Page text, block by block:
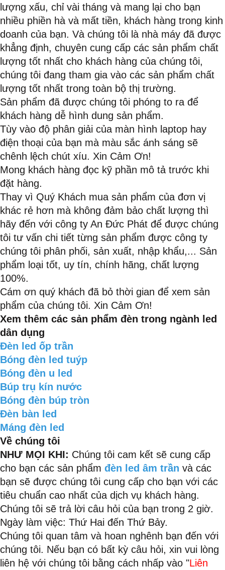
lượng xấu, chỉ vài tháng và mang lại cho bạn
nhiều phiền hà và mất tiền, khách hàng trong kinh
doanh của bạn. Và chúng tôi là nhà máy đã được
khẳng định, chuyên cung cấp các sản phẩm chất
lượng tốt nhất cho khách hàng của chúng tôi,
chúng tôi đang tham gia vào các sản phẩm chất
lượng tốt nhất trong toàn bộ thị trường.
Sản phẩm đã được chúng tôi phóng to ra để
khách hàng dễ hình dung sản phẩm.
Tùy vào độ phân giải của màn hình laptop hay
điện thoại của bạn mà màu sắc ánh sáng sẽ
chênh lệch chút xíu. Xin Cảm Ơn!
Mong khách hàng đọc kỹ phần mô tả trước khi
đặt hàng.
Thay vì Quý Khách mua sản phẩm của đơn vị
khác rẻ hơn mà không đảm bảo chất lượng thì
hãy đến với công ty An Đức Phát để được chúng
tôi tư vấn chi tiết từng sản phẩm được công ty
chúng tôi phân phối, sản xuất, nhập khẩu,... Sản
phẩm loại tốt, uy tín, chính hãng, chất lượng
100%.
Cám ơn quý khách đã bỏ thời gian để xem sản
phẩm của chúng tôi. Xin Cảm Ơn!
Xem thêm các sản phẩm đèn trong ngành led
dân dụng
Đèn led ốp trần
Bóng đèn led tuýp
Bóng đèn u led
Búp trụ kín nước
Bóng đèn búp tròn
Đèn bàn led
Máng đèn led
Về chúng tôi
NHƯ MỌI KHI: Chúng tôi cam kết sẽ cung cấp
cho bạn các sản phẩm đèn led âm trần và các
bạn sẽ được chúng tôi cung cấp cho bạn với các
tiêu chuẩn cao nhất của dịch vụ khách hàng.
Chúng tôi sẽ trả lời câu hỏi của bạn trong 2 giờ.
Ngày làm việc: Thứ Hai đến Thứ Bảy.
Chúng tôi quan tâm và hoan nghênh bạn đến với
chúng tôi. Nếu bạn có bất kỳ câu hỏi, xin vui lòng
liên hệ với chúng tôi bằng cách nhấp vào "Liên